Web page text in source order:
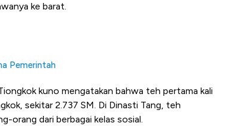
ke barat.
Pemerintah
kuno mengatakan bahwa teh pertama kali
sekitar 2.737 SM. Di Dinasti Tang, teh
orang dari berbagai kelas sosial.